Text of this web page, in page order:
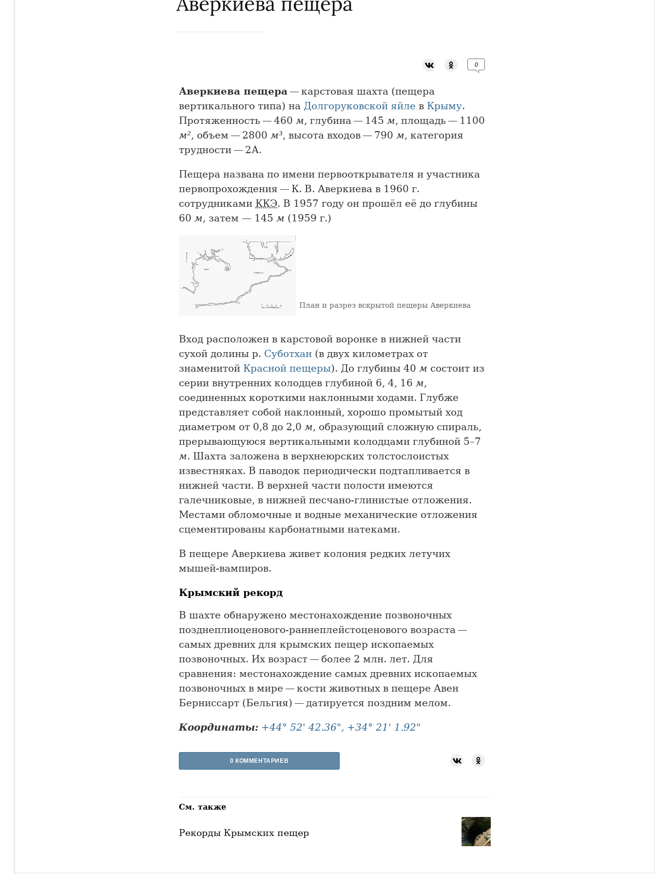
0
Аверкиева пещера — карстовая шахта (пещера
вертикального типа) на Долгоруковской яйле в Крыму.
Протяженность — 460 м, глубина — 145 м, площадь — 1100
м², объем — 2800 м³, высота входов — 790 м, категория
трудности — 2А.
Пещера названа по имени первооткрывателя и участника
первопрохождения — К. В. Аверкиева в 1960 г.
сотрудниками ККЭ. В 1957 году он прошёл её до глубины
60 м, затем — 145 м (1959 г.)
План и разрез вскрытой пещеры Аверкиева
Вход расположен в карстовой воронке в нижней части
сухой долины р. Суботхан (в двух километрах от
знаменитой Красной пещеры). До глубины 40 м состоит из
серии внутренних колодцев глубиной 6, 4, 16 м,
соединенных короткими наклонными ходами. Глубже
представляет собой наклонный, хорошо промытый ход
диаметром от 0,8 до 2,0 м, образующий сложную спираль,
прерывающуюся вертикальными колодцами глубиной 5–7
м. Шахта заложена в верхнеюрских толстослоистых
известняках. В паводок периодически подтапливается в
нижней части. В верхней части полости имеются
галечниковые, в нижней песчано-глинистые отложения.
Местами обломочные и водные механические отложения
сцементированы карбонатными натеками.
В пещере Аверкиева живет колония редких летучих
мышей-вампиров.
Крымский рекорд
В шахте обнаружено местонахождение позвоночных
позднеплиоценового-раннеплейстоценового возраста —
самых древних для крымских пещер ископаемых
позвоночных. Их возраст — более 2 млн. лет. Для
сравнения: местонахождение самых древних ископаемых
позвоночных в мире — кости животных в пещере Авен
Берниссарт (Бельгия) — датируется поздним мелом.
Координаты: +44° 52' 42.36", +34° 21' 1.92"
0 КОММЕНТАРИЕВ
См. также
Рекорды Крымских пещер